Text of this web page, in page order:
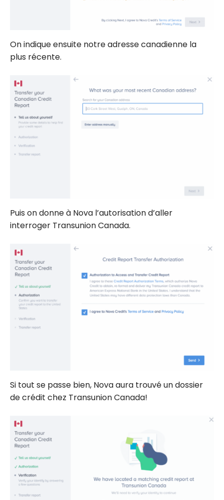
On indique ensuite notre adresse canadienne la
plus récente.
Puis on donne à Nova l’autorisation d’aller
interroger Transunion Canada.
Si tout se passe bien, Nova aura trouvé un dossier
de crédit chez Transunion Canada!